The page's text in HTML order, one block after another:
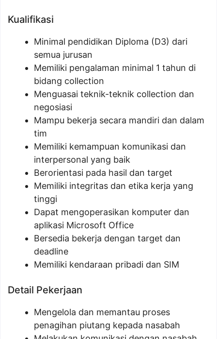
Kualifikasi
Minimal pendidikan Diploma (D3) dari
semua jurusan
Memiliki pengalaman minimal 1 tahun di
bidang collection
Menguasai teknik-teknik collection dan
negosiasi
Mampu bekerja secara mandiri dan dalam
tim
Memiliki kemampuan komunikasi dan
interpersonal yang baik
Berorientasi pada hasil dan target
Memiliki integritas dan etika kerja yang
tinggi
Dapat mengoperasikan komputer dan
aplikasi Microsoft Office
Bersedia bekerja dengan target dan
deadline
Memiliki kendaraan pribadi dan SIM
Detail Pekerjaan
Mengelola dan memantau proses
penagihan piutang kepada nasabah